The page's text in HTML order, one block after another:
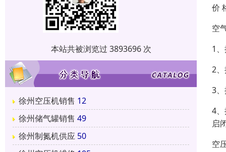
本站共被浏览过 3893696 次
徐州空压机销售 12
徐州储气罐销售 49
徐州制氮机供应 50
价
空
1
2
3
4
启
空